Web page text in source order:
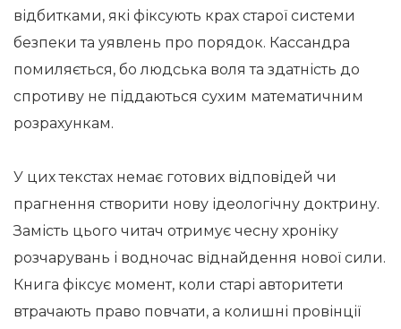
відбитками, які фіксують крах старої системи
безпеки та уявлень про порядок. Кассандра
помиляється, бо людська воля та здатність до
спротиву не піддаються сухим математичним
розрахункам.
У цих текстах немає готових відповідей чи
прагнення створити нову ідеологічну доктрину.
Замість цього читач отримує чесну хроніку
розчарувань і водночас віднайдення нової сили.
Книга фіксує момент, коли старі авторитети
втрачають право повчати, а колишні провінції